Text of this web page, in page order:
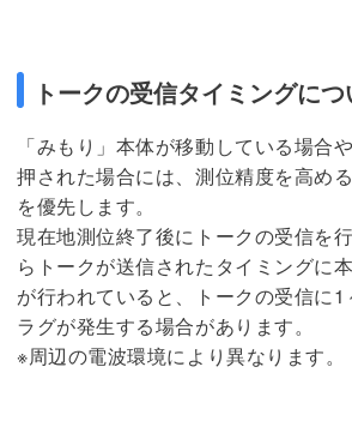
トークの受信タイミングにつ
「みもり」本体が移動している場合
押された場合には、測位精度を高め
を優先します。
現在地測位終了後にトークの受信を
らトークが送信されたタイミングに
が行われていると、トークの受信に
ラグが発生する場合があります。
※周辺の電波環境により異なります。